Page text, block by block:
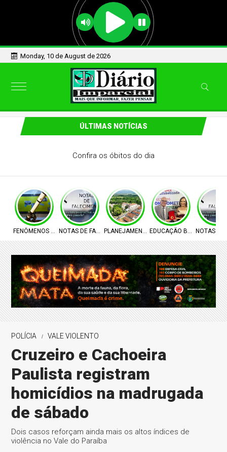
Monday, 10 de August de 2026
ÚLTIMAS NOTÍCIAS
Confira os óbitos do dia
FENÔMENOS CELESTESNOTAS DE FALECIMENTOPLANEJAMENTO URBANOEDUCAÇÃO BÁSICANOTAS DE
POLÍCIA VALE VIOLENTO
Cruzeiro e Cachoeira
Paulista registram
homicídios na madrugada
de sábado
Dois casos reforçam ainda mais os altos índices de
violência no Vale do Paraíba